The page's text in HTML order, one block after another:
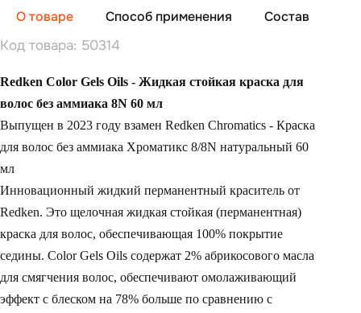
О товаре Способ применения Состав
Код товара: 50314
Redken Color Gels Oils - Жидкая стойкая краска для
волос без аммиака 8N 60 мл
Выпущен в 2023 году взамен Redken Chromatics - Краска
для волос без аммиака Хроматикс 8/8N натуральный 60
мл
Инновационный жидкий перманентный краситель от
Redken. Это щелочная жидкая стойкая (перманентная)
краска для волос, обеспечивающая 100% покрытие
седины. Color Gels Oils содержат 2% абрикосового масла
для смягчения волос, обеспечивают омолаживающий
эффект с блеском на 78% больше по сравнению с